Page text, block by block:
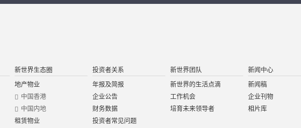
新世界生态圈
地产物业
中国香港
中国内地
租赁物业
投资者关系
年报及简报
企业公告
财务数据
投资者常见问题
新世界团队
新世界的生活点滴
工作机会
培育未来领导者
新闻中心
新闻稿
企业刊物
相片库